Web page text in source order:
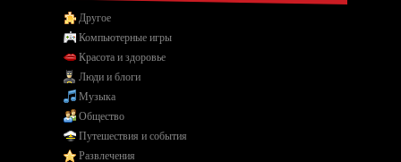
Другое
Компьютерные игры
Красота и здоровье
Люди и блоги
Музыка
Общество
Путешествия и события
Развлечения